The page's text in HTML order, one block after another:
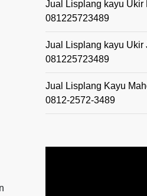
Jual Lisplang kayu Ukir
081225723489
Jual Lisplang kayu Ukir
081225723489
Jual Lisplang Kayu
0812-2572-3489